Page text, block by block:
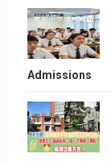
Admissions